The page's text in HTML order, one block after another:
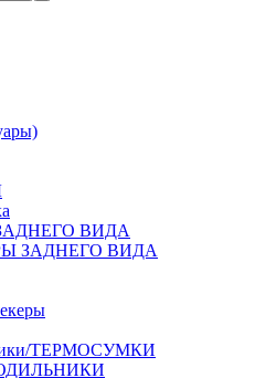
ВИДА
ЗАДНЕГО ВИДА
ТЕРМОСУМКИ